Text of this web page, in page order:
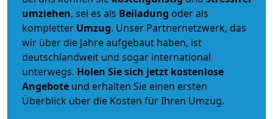
umziehen, sei es als Beiladung oder als
kompletter Umzug. Unser Partnernetzwerk, das
wir über die Jahre aufgebaut haben, ist
deutschlandweit und sogar international
unterwegs. Holen Sie sich jetzt kostenlose
Angebote und erhalten Sie einen ersten
Überblick über die Kosten für Ihren Umzug.